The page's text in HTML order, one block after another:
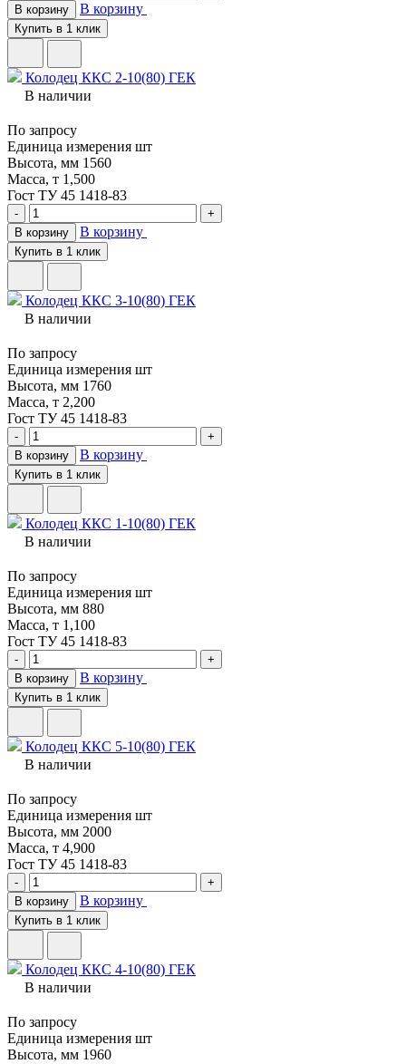
В корзину
В корзину
Купить в 1 клик
Колодец ККС 2-10(80) ГЕК
В наличии
По запросу
Единица измерения шт
Высота, мм 1560
Масса, т 1,500
Гост ТУ 45 1418-83
-
+
В корзину
В корзину
Купить в 1 клик
Колодец ККС 3-10(80) ГЕК
В наличии
По запросу
Единица измерения шт
Высота, мм 1760
Масса, т 2,200
Гост ТУ 45 1418-83
-
+
В корзину
В корзину
Купить в 1 клик
Колодец ККС 1-10(80) ГЕК
В наличии
По запросу
Единица измерения шт
Высота, мм 880
Масса, т 1,100
Гост ТУ 45 1418-83
-
+
В корзину
В корзину
Купить в 1 клик
Колодец ККС 5-10(80) ГЕК
В наличии
По запросу
Единица измерения шт
Высота, мм 2000
Масса, т 4,900
Гост ТУ 45 1418-83
-
+
В корзину
В корзину
Купить в 1 клик
Колодец ККС 4-10(80) ГЕК
В наличии
По запросу
Единица измерения шт
Высота, мм 1960